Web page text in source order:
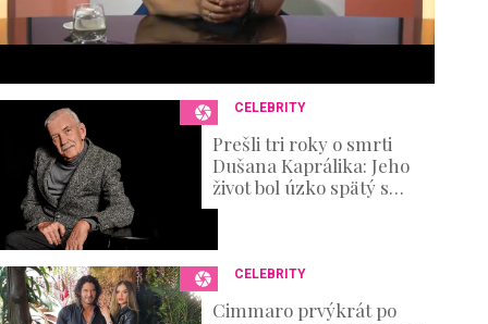
s
CELEBRITY
Prešli tri roky o smrti
Dušana Kaprálika: Jeho
život bol úzko spätý s
divadlom, no nechýbali v
skúšky
CELEBRITY
Cimmaro prvýkrát po